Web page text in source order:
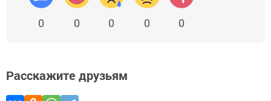
0 0 0 0 0
Расскажите друзьям